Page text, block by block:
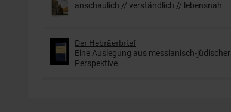
anschaulich // verständlich // lebensnah
Der Hebräerbrief
Eine Auslegung aus messianisch-jüdischer
Perspektive